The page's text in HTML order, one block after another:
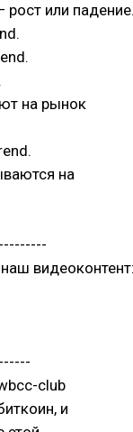
или
на рынок
на
club
и